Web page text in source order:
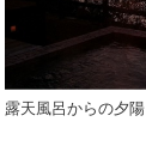
露天風呂からの夕陽